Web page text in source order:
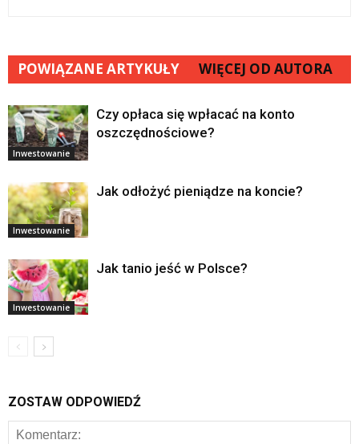
POWIĄZANE ARTYKUŁY WIĘCEJ OD AUTORA
Inwestowanie
Czy opłaca się wpłacać na konto
oszczędnościowe?
Inwestowanie
Jak odłożyć pieniądze na koncie?
Inwestowanie
Jak tanio jeść w Polsce?
ZOSTAW ODPOWIEDŹ